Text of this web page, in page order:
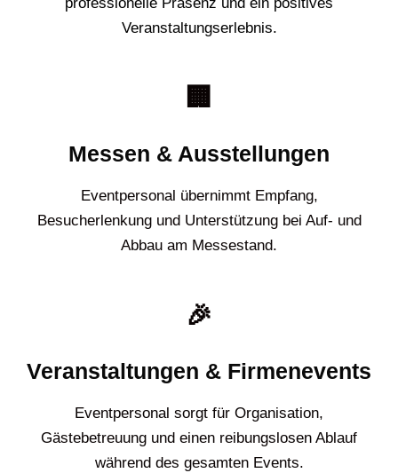
professionelle Präsenz und ein positives
Veranstaltungserlebnis.
🏢
Messen & Ausstellungen
Eventpersonal übernimmt Empfang,
Besucherlenkung und Unterstützung bei Auf- und
Abbau am Messestand.
🎉
Veranstaltungen & Firmenevents
Eventpersonal sorgt für Organisation,
Gästebetreuung und einen reibungslosen Ablauf
während des gesamten Events.